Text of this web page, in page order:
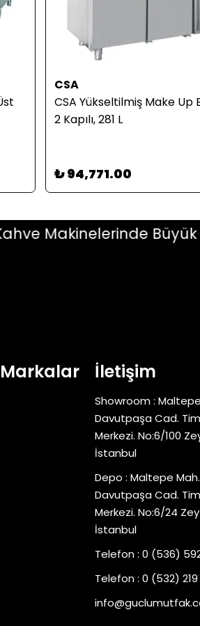
CSA
CSA Yükseltilmiş Make Up
2 Kapılı, 281 L
₺ 94,771.00
Makinelerinde Büyük
İletişim
Showroom :
Davutpaşa Cad. Tim
Merkezi. No:6/100
İstanbul
Depo : Maltepe Mah.
Davutpaşa Cad. Tim
Merkezi. No:6/24
İstanbul
Telefon : 0 (536)
Telefon : 0 (532) 219